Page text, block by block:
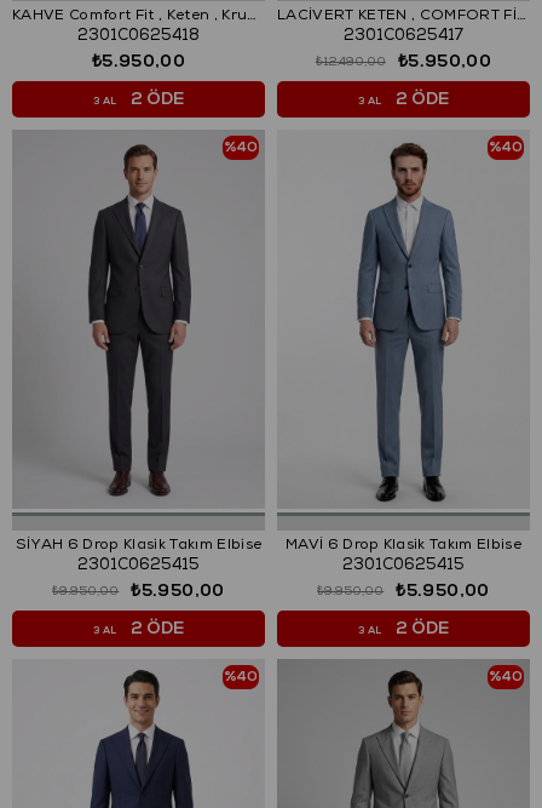
KAHVE Comfort Fit , Keten , Kruvaze 6 Düğme , Çift Yırtmaçlı, Çizgili Takım Elbise
2301C0625418
₺5.950,00
3 AL 2 ÖDE
LACİVERT KETEN , COMFORT FİT , MONO YAKA, 2 DÜĞME ÇİFT YIRTMAÇ, CASUAL TAKIM ELBİSE
2301C0625417
₺5.950,00
₺12.490,00
3 AL 2 ÖDE
SİYAH 6 Drop Klasik Takım Elbise
2301C0625415
₺5.950,00
₺9.950,00
%40
3 AL 2 ÖDE
MAVİ 6 Drop Klasik Takım Elbise
2301C0625415
₺5.950,00
₺9.950,00
%40
3 AL 2 ÖDE
%40 %40